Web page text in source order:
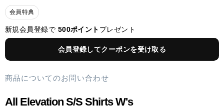
会員特典
新規会員登録で 500ポイント プレゼント
会員登録してクーポンを受け取る
商品についてのお問い合わせ
All Elevation S/S Shirts W's